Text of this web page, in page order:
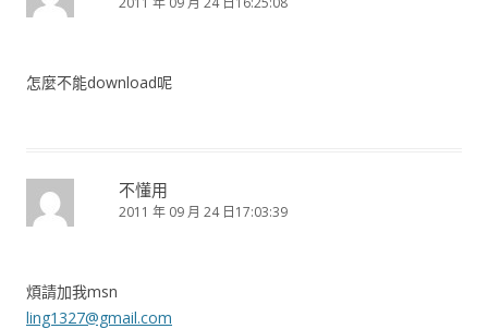
怎麼不能download呢
不懂用
2011 年 09 月 24 日17:03:39
煩請加我msn
ling1327@gmail.com